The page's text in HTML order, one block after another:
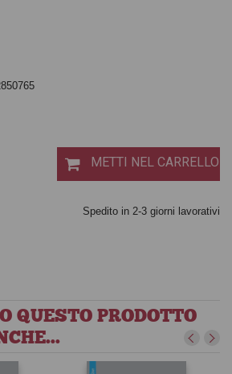
METTI NEL CARRELLO
Spedito in 2-3 giorni lavorativi
QUESTO PRODOTTO